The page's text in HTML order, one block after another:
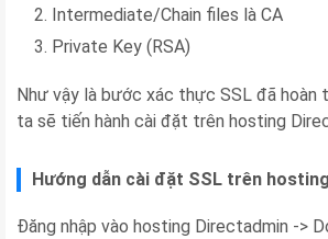
Intermediate/Chain files là CA
Private Key (RSA)
Như vậy là bước xác thực SSL đã hoàn
ta sẽ tiến hành cài đặt trên hosting
Hướng dẫn cài đặt SSL trên
Đăng nhập vào hosting Directadmin ->